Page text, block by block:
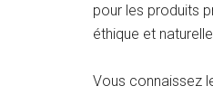
pour les produits
éthique et naturelle.
Vous connaissez